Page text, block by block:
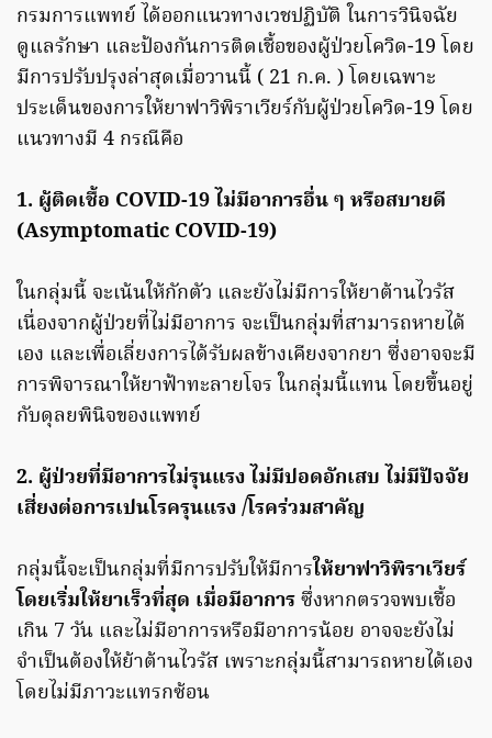
กรมการแพทย์ ได้ออกแนวทางเวชปฏิบัติ ในการวินิจฉัย
ดูแลรักษา และป้องกันการติดเชื้อของผู้ป่วยโควิด-19 โดย
มีการปรับปรุงล่าสุดเมื่อวานนี้ ( 21 ก.ค. ) โดยเฉพาะ
ประเด็นของการให้ยาฟาวิพิราเวียร์กับผู้ป่วยโควิด-19 โดย
แนวทางมี 4 กรณีคือ
1. ผู้ติดเชื้อ COVID-19 ไม่มีอาการอื่น ๆ หรือสบายดี
(Asymptomatic COVID-19)
ในกลุ่มนี้ จะเน้นให้กักตัว และยังไม่มีการให้ยาต้านไวรัส
เนื่องจากผู้ป่วยที่ไม่มีอาการ จะเป็นกลุ่มที่สามารถหายได้
เอง และเพื่อเลี่ยงการได้รับผลข้างเคียงจากยา ซึ่งอาจจะมี
การพิจารณาให้ยาฟ้าทะลายโจร ในกลุ่มนี้แทน โดยขึ้นอยู่
กับดุลยพินิจของแพทย์
2. ผู้ป่วยที่มีอาการไม่รุนแรง ไม่มีปอดอักเสบ ไม่มีปัจจัย
เสี่ยงต่อการเปนโรครุนแรง /โรคร่วมสาคัญ
กลุ่มนี้จะเป็นกลุ่มที่มีการปรับให้มีการให้ยาฟาวิพิราเวียร์
โดยเริ่มให้ยาเร็วที่สุด เมื่อมีอาการซึ่งหากตรวจพบเชื้อ
เกิน 7 วัน และไม่มีอาการหรือมีอาการน้อย อาจจะยังไม่
จำเป็นต้องให้ย้าต้านไวรัส เพราะกลุ่มนี้สามารถหายได้เอง
โดยไม่มีภาวะแทรกซ้อน